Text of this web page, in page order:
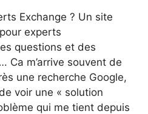
Exchange ? Un site
experts
questions et des
Ca m’arrive souvent de
une recherche Google,
voir une « solution
qui me tient depuis